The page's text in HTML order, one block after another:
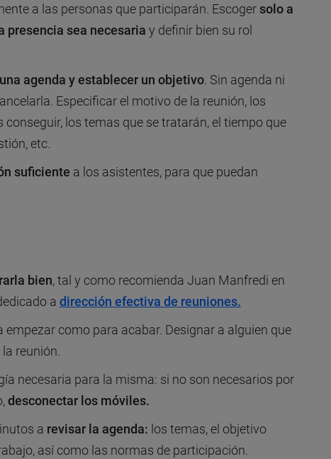
a las personas que participarán. Escogersolo a
presencia sea necesaria y definir bien su rol
agenda y establecer un objetivo. Sin agenda ni
Especificar el motivo de la reunión, los
conseguir, los temas que se tratarán, el tiempo que
etc.
suficiente a los asistentes, para que puedan
bien, tal y como recomienda Juan Manfredi en
a dirección efectiva de reuniones.
empezar como para acabar. Designar a alguien que
reunión.
necesaria para la misma: si no son necesarios por
desconectar los móviles.
a revisar la agenda: los temas, el objetivo
así como las normas de participación.